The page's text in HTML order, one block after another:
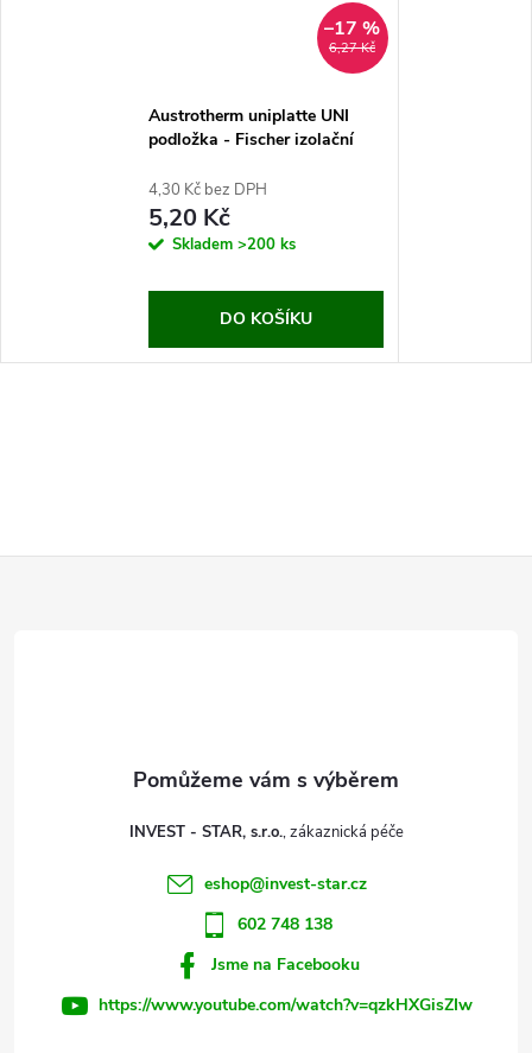
6,27 Kč
–17 %
Austrotherm uniplatte UNI
podložka - Fischer izolační
4,30 Kč bez DPH
5,20 Kč
Skladem >200 ks
DO KOŠÍKU
INVEST - STAR, s.r.o.
eshop@invest-star.cz
602 748 138
Jsme na Facebooku
https://www.youtube.com/watch?v=qzkHXGisZIw